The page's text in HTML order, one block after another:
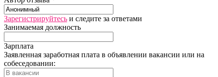
Зарегистрируйтесь и следите за ответами
Занимаемая должность
Зарплата
Заявленная заработная плата в объявлении вакансии или на
собеседовании: